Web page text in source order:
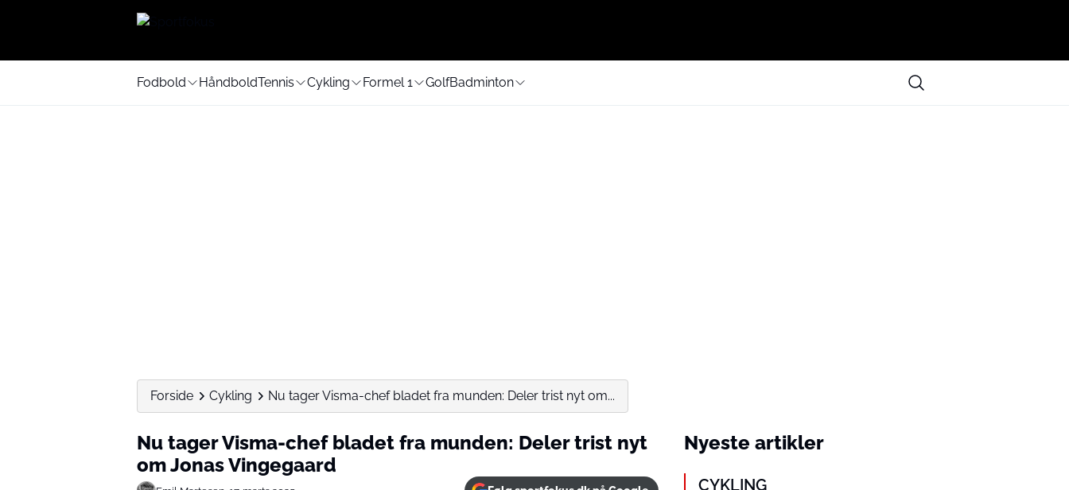
Fodbold HåndboldTennis Cykling Formel 1 GolfBadminton
Forside Cykling Nu tager Visma-chef bladet fra munden: Deler trist nyt om...
Nu tager Visma-chef bladet fra munden: Deler trist nyt
om Jonas Vingegaard
Nyeste artikler
CYKLING